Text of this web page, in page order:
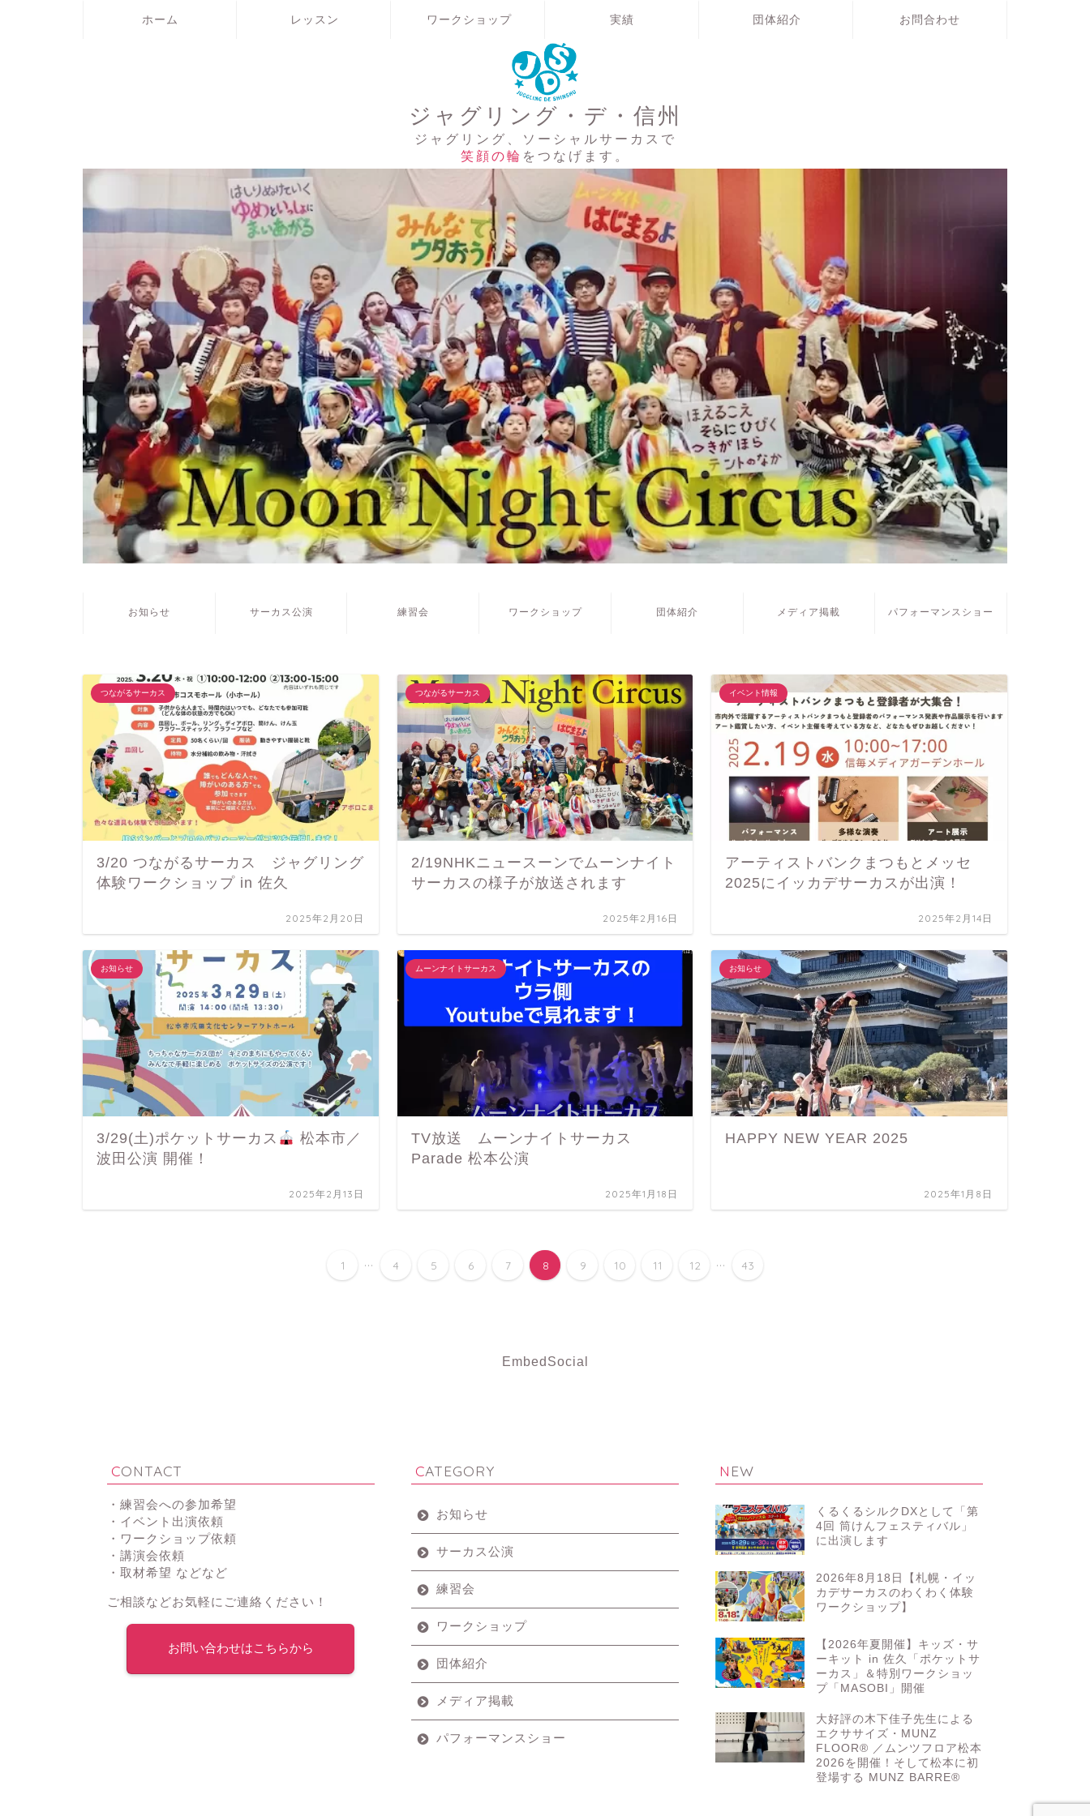
ホーム レッスン ワークショップ 実績 団体紹介 お問合わせ
ジャグリング・デ・信州
ジャグリング、ソーシャルサーカスで
笑顔の輪 をつなげます。
お知らせ サーカス公演 練習会 ワークショップ 団体紹介 メディア掲載 パフォーマンスショー
つながるサーカス
3/20 つながるサーカス ジャグリング
体験ワークショップ in 佐久
2025年2月20日
つながるサーカス
2/19NHKニュースーンでムーンナイト
サーカスの様子が放送されます
2025年2月16日
イベント情報
アーティストバンクまつもとメッセ
2025にイッカデサーカスが出演！
2025年2月14日
お知らせ
3/29(土)ポケットサーカス
松本市／
波田公演 開催！
2025年2月13日
ムーンナイトサーカス
TV放送 ムーンナイトサーカス
Parade 松本公演
2025年1月18日
お知らせ
HAPPY NEW YEAR 2025
2025年1月8日
1 ... 4 5 6 7 8 9 10 11 12 ... 43
EmbedSocial
CONTACT
・練習会への参加希望
・イベント出演依頼
・ワークショップ依頼
・講演会依頼
・取材希望 などなど
ご相談などお気軽にご連絡ください！
お問い合わせはこちらから
CATEGORY
お知らせ
サーカス公演
練習会
ワークショップ
団体紹介
メディア掲載
パフォーマンスショー
NEW
くるくるシルクDXとして「第
4回 筒けんフェスティバル」
に出演します
2026年8月18日【札幌・イッ
カデサーカスのわくわく体験
ワークショップ】
【2026年夏開催】キッズ・サ
ーキット in 佐久「ポケットサ
ーカス」＆特別ワークショッ
プ「MASOBI」開催
大好評の木下佳子先生による
エクササイズ・MUNZ
FLOOR® ／ムンツフロア松本
2026を開催！そして松本に初
登場する MUNZ BARRE®